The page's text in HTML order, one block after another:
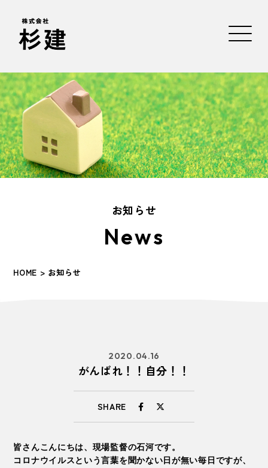
お知らせ
News
HOME > お知らせ
2020.04.16
がんばれ！！自分！！
SHARE
皆さんこんにちは、現場監督の石河です。
コロナウイルスという言葉を聞かない日が無い毎日ですが、